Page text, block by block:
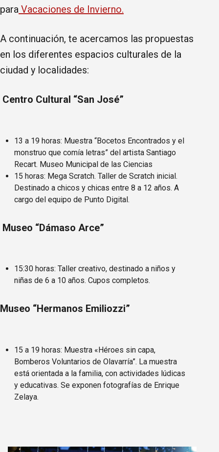
para Vacaciones de Invierno.
A continuación, te acercamos las propuestas
en los diferentes espacios culturales de la
ciudad y localidades:
Centro Cultural “San José”
13 a 19 horas: Muestra “Bocetos Encontrados y el
monstruo que comía letras” del artista Santiago
Recart. Museo Municipal de las Ciencias
15 horas: Mega Scratch. Taller de Scratch inicial.
Destinado a chicos y chicas entre 8 a 12 años. A
cargo del equipo de Punto Digital.
Museo “Dámaso Arce”
15:30 horas: Taller creativo, destinado a niños y
niñas de 6 a 10 años. Cupos completos.
Museo “Hermanos Emiliozzi”
15 a 19 horas: Muestra «Héroes sin capa,
Bomberos Voluntarios de Olavarría”. La muestra
está orientada a la familia, con actividades lúdicas
y educativas. Se exponen fotografías de Enrique
Zelaya.